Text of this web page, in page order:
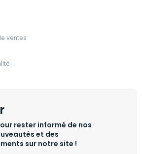
ventes
rester informé de nos
et des
sur notre site !